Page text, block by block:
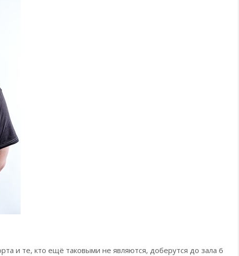
и те, кто ещё таковыми не являются, доберутся до зала 6